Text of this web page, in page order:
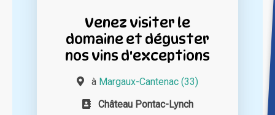
Venez visiter le
domaine et déguster
nos vins d'exceptions
à Margaux-Cantenac (33)
Château Pontac-Lynch